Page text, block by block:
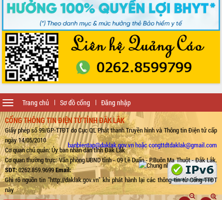
Trang chủ Sơ đồ cổng Đăng nhập
Toggle
navigation
CỔNG THÔNG TIN ĐIỆN TỬ TỈNH ĐẮK LẮK
Giấy phép số 99/GP-TTĐT do Cục QL Phát thanh Truyền hình và Thông tin Điện tử cấp
ngày 14/05/2010
Cơ quan chủ quản: Ủy ban nhân dân tỉnh Đắk Lắk
Cơ quan thường trực: Văn phòng UBND tỉnh - 09 Lê Duẩn - P.Buôn Ma Thuột - Đắk Lắk.
SĐT:0262.859.9699Email:
banbientap@daklak.gov.vn hoặc congttdtdaklak@gmail.com
Ghi rõ nguồn tin "http://daklak.gov.vn" khi phát hành lại các thông tin từ Cổng TTĐT
này